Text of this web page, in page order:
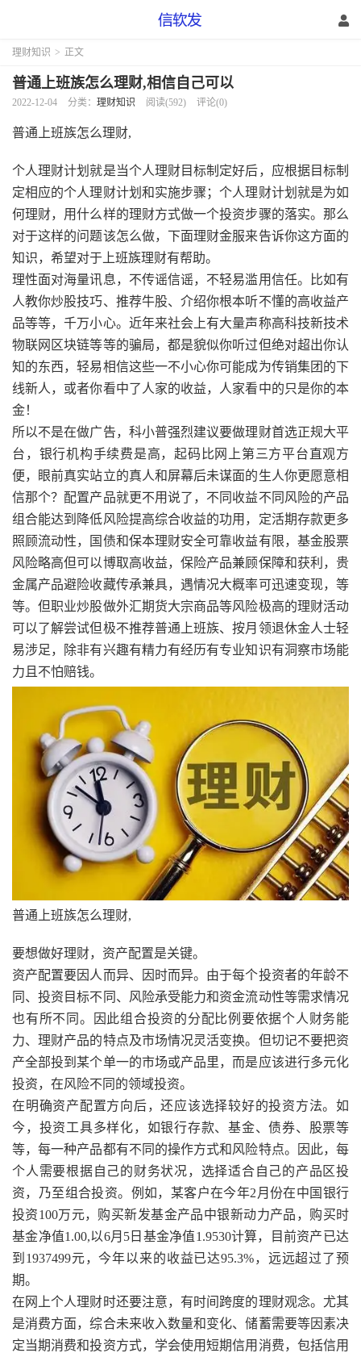
理财知识 > 正文
普通上班族怎么理财,相信自己可以
2022-12-04 分类： 理财知识 阅读(592) 评论(0)
普通上班族怎么理财,
个人理财计划就是当个人理财目标制定好后，应根据目标制
定相应的个人理财计划和实施步骤；个人理财计划就是为如
何理财，用什么样的理财方式做一个投资步骤的落实。那么
对于这样的问题该怎么做，下面理财金服来告诉你这方面的
知识，希望对于上班族理财有帮助。
理性面对海量讯息，不传谣信谣，不轻易滥用信任。比如有
人教你炒股技巧、推荐牛股、介绍你根本听不懂的高收益产
品等等，千万小心。近年来社会上有大量声称高科技新技术
物联网区块链等等的骗局，都是貌似你听过但绝对超出你认
知的东西，轻易相信这些一不小心你可能成为传销集团的下
线新人，或者你看中了人家的收益，人家看中的只是你的本
金！
所以不是在做广告，科小普强烈建议要做理财首选正规大平
台，银行机构手续费是高，起码比网上第三方平台直观方
便，眼前真实站立的真人和屏幕后未谋面的生人你更愿意相
信那个？配置产品就更不用说了，不同收益不同风险的产品
组合能达到降低风险提高综合收益的功用，定活期存款更多
照顾流动性，国债和保本理财安全可靠收益有限，基金股票
风险略高但可以博取高收益，保险产品兼顾保障和获利，贵
金属产品避险收藏传承兼具，遇情况大概率可迅速变现，等
等。但职业炒股做外汇期货大宗商品等风险极高的理财活动
可以了解尝试但极不推荐普通上班族、按月领退休金人士轻
易涉足，除非有兴趣有精力有经历有专业知识有洞察市场能
力且不怕赔钱。
普通上班族怎么理财,
要想做好理财，资产配置是关键。
资产配置要因人而异、因时而异。由于每个投资者的年龄不
同、投资目标不同、风险承受能力和资金流动性等需求情况
也有所不同。因此组合投资的分配比例要依据个人财务能
力、理财产品的特点及市场情况灵活变换。但切记不要把资
产全部投到某个单一的市场或产品里，而是应该进行多元化
投资，在风险不同的领域投资。
在明确资产配置方向后，还应该选择较好的投资方法。如
今，投资工具多样化，如银行存款、基金、债券、股票等
等，每一种产品都有不同的操作方式和风险特点。因此，每
个人需要根据自己的财务状况，选择适合自己的产品区投
资，乃至组合投资。例如，某客户在今年2月份在中国银行
投资100万元，购买新发基金产品中银新动力产品，购买时
基金净值1.00,以6月5日基金净值1.9530计算，目前资产已达
到1937499元，今年以来的收益已达95.3%，远远超过了预
期。
在网上个人理财时还要注意，有时间跨度的理财观念。尤其
是消费方面，综合未来收入数量和变化、储蓄需要等因素决
定当期消费和投资方式，学会使用短期信用消费，包括信用